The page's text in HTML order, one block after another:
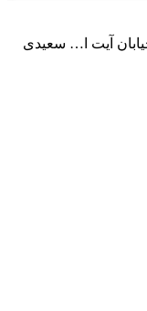
آیت ا… سعیدی